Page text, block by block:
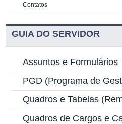
Contatos
GUIA DO SERVIDOR
Assuntos e Formulários
PGD (Programa de
Quadros e Tabelas
Quadros de Cargos e